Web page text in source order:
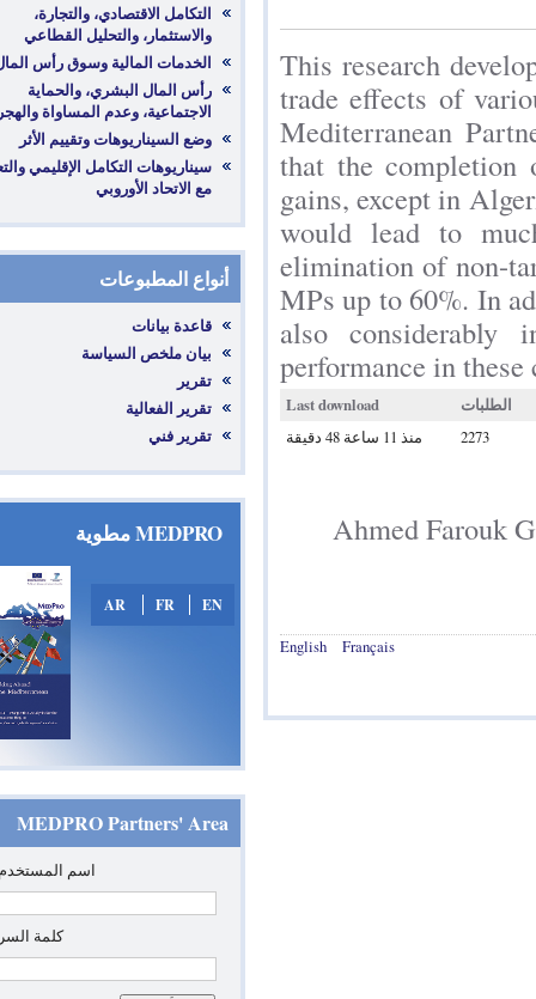
‎التكامل الاقتصادي، والتجارة،
والاستثمار، والتحليل القطاعي
‎الخدمات المالية وسوق رأس المال
‎رأس المال البشري، والحماية
الاجتماعية، وعدم المساواة والهجرة
‎وضع السيناريوهات وتقييم الأثر
‎سيناريوهات التكامل الإقليمي والتعاون
مع الاتحاد الأوروبي
أنواع المطبوعات
قاعدة بيانات
بيان ملخص السياسة
تقرير
تقرير الفعالية
تقرير فني
MEDPRO مطوية
AR
MEDPRO Partners' Area
‏اسم المستخدم: ‏*
This
trade effects
that the
gains, except
would lead
elimination of
MPs up to
also
performance
Last download
منذ 11 ساعة 48 دقيقة
Ahmed
English